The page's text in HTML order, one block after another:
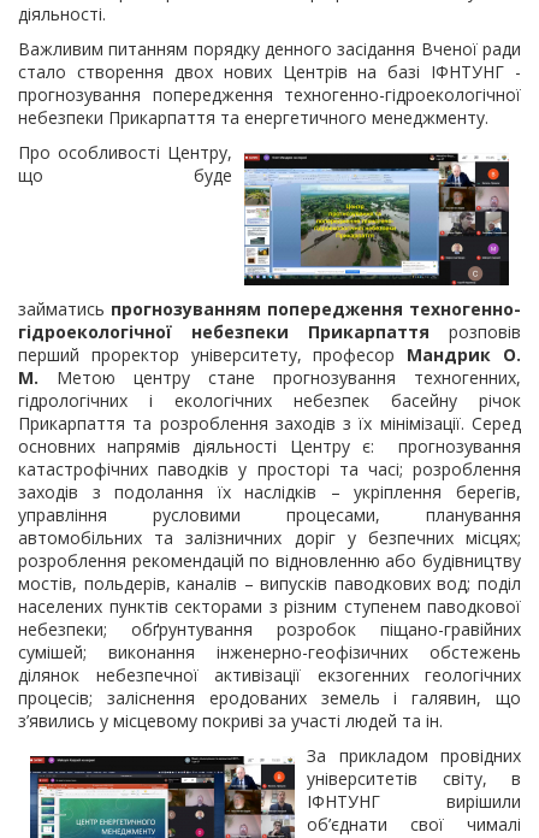
діяльності.
Важливим питанням порядку денного засідання Вченої ради
стало створення двох нових Центрів на базі ІФНТУНГ -
прогнозування попередження техногенно-гідроекологічної
небезпеки Прикарпаття та енергетичного менеджменту.
Про особливості Центру,
що буде
займатись прогнозуванням попередження техногенно-
гідроекологічної небезпеки Прикарпаття розповів
перший проректор університету, професор Мандрик О.
М. Метою центру стане прогнозування техногенних,
гідрологічних і екологічних небезпек басейну річок
Прикарпаття та розроблення заходів з їх мінімізації. Серед
основних напрямів діяльності Центру є: прогнозування
катастрофічних паводків у просторі та часі; розроблення
заходів з подолання їх наслідків – укріплення берегів,
управління русловими процесами, планування
автомобільних та залізничних доріг у безпечних місцях;
розроблення рекомендацій по відновленню або будівництву
мостів, польдерів, каналів – випусків паводкових вод; поділ
населених пунктів секторами з різним ступенем паводкової
небезпеки; обґрунтування розробок піщано-гравійних
сумішей; виконання інженерно-геофізичних обстежень
ділянок небезпечної активізації екзогенних геологічних
процесів; заліснення еродованих земель і галявин, що
з’явились у місцевому покриві за участі людей та ін.
За прикладом провідних
університетів світу, в
ІФНТУНГ вирішили
об’єднати свої чималі